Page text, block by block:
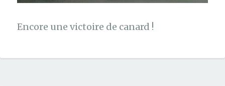
Encore une victoire de canard !